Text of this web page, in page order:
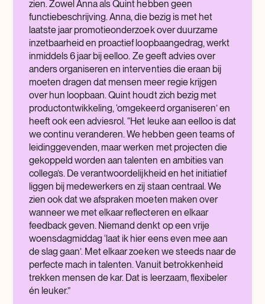
zien. Zowel Anna als Quint hebben geen
functiebeschrijving. Anna, die bezig is met het
laatste jaar promotieonderzoek over duurzame
inzetbaarheid en proactief loopbaangedrag, werkt
inmiddels 6 jaar bij eelloo. Ze geeft advies over
anders organiseren en interventies die eraan bij
moeten dragen dat mensen meer regie krijgen
over hun loopbaan. Quint houdt zich bezig met
productontwikkeling, ‘omgekeerd organiseren’ en
heeft ook een adviesrol. “Het leuke aan eelloo is dat
we continu veranderen. We hebben geen teams of
leidinggevenden, maar werken met projecten die
gekoppeld worden aan talenten en ambities van
collega’s. De verantwoordelijkheid en het initiatief
liggen bij medewerkers en zij staan centraal. We
zien ook dat we afspraken moeten maken over
wanneer we met elkaar reflecteren en elkaar
feedback geven. Niemand denkt op een vrije
woensdagmiddag ‘laat ik hier eens even mee aan
de slag gaan’. Met elkaar zoeken we steeds naar de
perfecte mach in talenten. Vanuit betrokkenheid
trekken mensen de kar. Dat is leerzaam, flexibeler
én leuker.”